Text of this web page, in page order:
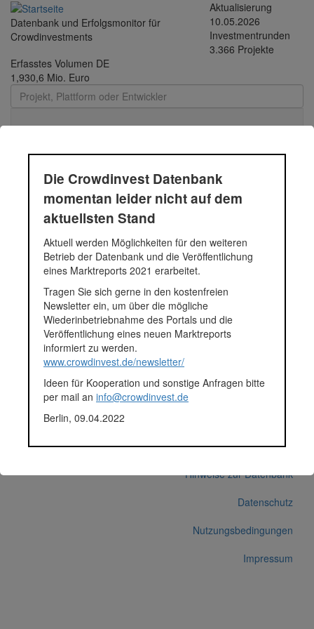
Direkt zum Inhalt
Datenbank und Erfolgsmonitor für
Crowdinvestments
Aktualisierung
10.05.2026
Investmentrunden
3.366 Projekte
Erfasstes Volumen DE
1,930,6 Mio. Euro
Toggle
Durchschnittsprojekt
05.-12.2018 - 94 |
Funding Circle Kredit |
2018
Durchschnittsprojekt 05.-12.2018
Fundingsumme
Finanziert in
2018
Anlagestatus
Nicht ausgewiesen
Plattform
Funding Circle
Hinweise zur Datenbank
Datenschutz
Nutzungsbedingungen
Impressum
Die Crowdinvest Datenbank
momentan leider nicht auf dem
aktuellsten Stand
Aktuell werden Möglichkeiten für den weiteren
Betrieb der Datenbank und die Veröffentlichung
eines Marktreports 2021 erarbeitet.
Tragen Sie sich gerne in den kostenfreien
Newsletter ein, um über die mögliche
Wiederinbetriebnahme des Portals und die
Veröffentlichung eines neuen Marktreports
informiert zu werden.
www.crowdinvest.de/newsletter/
Ideen für Kooperation und sonstige Anfragen bitte
per mail an info@crowdinvest.de
Berlin, 09.04.2022